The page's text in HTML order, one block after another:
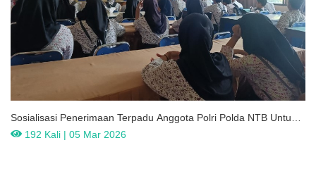
Sosialisasi Penerimaan Terpadu Anggota Polri Polda NTB Untuk
Siswa Kelas XII SMAN 1 Lembar
192 Kali | 05 Mar 2026